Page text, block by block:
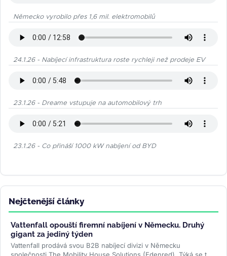
Německo vyrobilo přes 1,6 mil. elektromobilů
24.1.26 - Nabíjecí infrastruktura roste rychleji než prodeje EV
23.1.26 - Dreame vstupuje na automobilový trh
23.1.26 - Co přináší 1000 kW nabíjení od BYD
Nejčtenější články
Vattenfall opouští firemní nabíjení v Německu. Druhý
gigant za jediný týden
Vattenfall prodává svou B2B nabíjecí divizi v Německu